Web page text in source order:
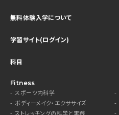
無料体験入学について
学習サイト(ログイン)
科目
Fitness
スポーツ内科学
ボディーメイク・エクササイズ
ストレッチングの科学と実践